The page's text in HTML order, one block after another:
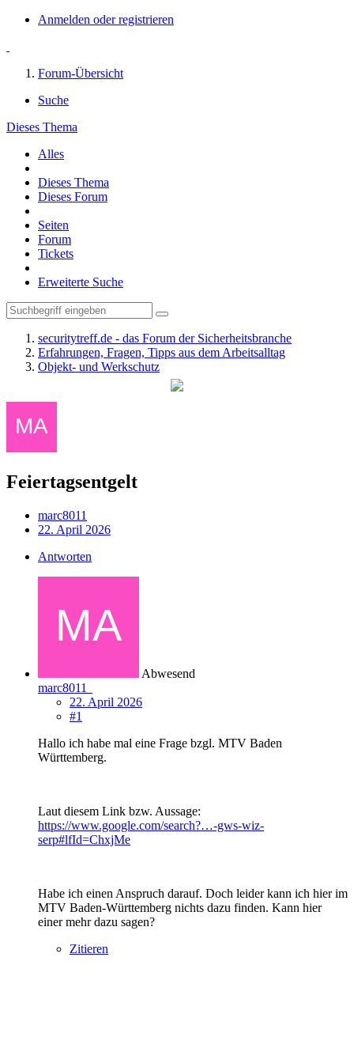
Anmelden oder registrieren
Forum-Übersicht
Suche
Dieses Thema
Alles
Dieses Thema
Dieses Forum
Seiten
Forum
Tickets
Erweiterte Suche
securitytreff.de - das Forum der Sicherheitsbranche
Erfahrungen, Fragen, Tipps aus dem Arbeitsalltag
Objekt- und Werkschutz
Feiertagsentgelt
marc8011
22. April 2026
Antworten
Abwesend
marc8011
22. April 2026
#1
Hallo ich habe mal eine Frage bzgl. MTV Baden
Württemberg.
Laut diesem Link bzw. Aussage:
https://www.google.com/search?…-gws-wiz-
serp#lfId=ChxjMe
Habe ich einen Anspruch darauf. Doch leider kann ich hier im
MTV Baden-Württemberg nichts dazu finden. Kann hier
einer mehr dazu sagen?
Zitieren